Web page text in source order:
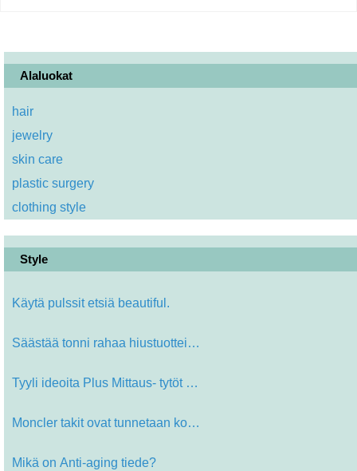
Alaluokat
hair
jewelry
skin care
plastic surgery
clothing style
Style
Käytä pulssit etsiä beautiful.
Säästää tonni rahaa hiustuottei…
Tyyli ideoita Plus Mittaus- tytöt …
Moncler takit ovat tunnetaan koko W…
Mikä on Anti-aging tiede?